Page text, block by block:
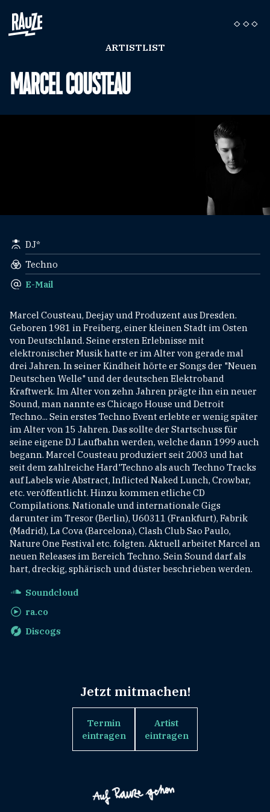
ARTISTLIST
MARCEL COUSTEAU
DJ*
Techno
E-Mail
Marcel Cousteau, Deejay und Produzent aus Dresden.
Geboren 1981 in Freiberg, einer kleinen Stadt im Osten
von Deutschland. Seine ersten Erlebnisse mit
elektronischer Musik hatte er im Alter von gerade mal
drei Jahren. In seiner Kindheit hörte er Songs der "Neuen
Deutschen Welle" und der deutschen Elektroband
Kraftwerk. Im Alter von zehn Jahren prägte ihn ein neuer
Sound, man nannte es Chicago House und Detroit
Techno... Sein erstes Techno Event erlebte er wenig später
im Alter von 15 Jahren. Das sollte der Startschuss für
seine eigene DJ Laufbahn werden, welche dann 1999 auch
begann. Marcel Cousteau produziert seit 2003 und hat
seit dem zahlreiche Hard'Techno als auch Techno Tracks
auf Labels wie Abstract, Inflicted Naked Lunch, Crowbar,
etc. veröffentlicht. Hinzu kommen etliche CD
Compilations. Nationale und internationale Gigs
darunter im Tresor (Berlin), U60311 (Frankfurt), Fabrik
(Madrid), La Cova (Barcelona), Clash Club Sao Paulo,
Nature One Festival etc. folgten. Aktuell arbeitet Marcel an
neuen Releases im Bereich Techno. Sein Sound darf als
hart, dreckig, sphärisch und düster beschrieben werden.
Soundcloud
ra.co
Discogs
Jetzt mitmachen!
Termin
eintragen
Artist
eintragen